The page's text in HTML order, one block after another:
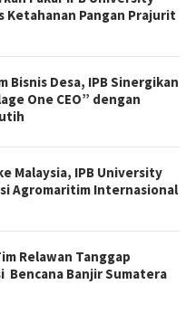
Ketahanan Pangan Prajurit
Bisnis Desa, IPB Sinergikan
One CEO” dengan
Malaysia, IPB University
Agromaritim Internasional
Relawan Tanggap
Bencana Banjir Sumatera